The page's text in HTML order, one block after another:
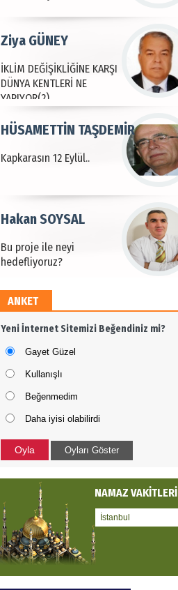
İKLİM DEĞİŞİKLİĞİNE KARŞI
DÜNYA KENTLERİ NE
YAPIYOR(2)
Ziya GÜNEY
Kapkarasın 12 Eylül..
HÜSAMETTİN TAŞDEMİR
Bu proje ile neyi
hedefliyoruz?
Hakan SOYSAL
Türkiye tarımla para
kazanır..
ALİ BEKTAN
Gökova Kontrolü..
CAN PULAK
ANKET
Yeni İnternet Sitemizi Beğendiniz mi?
Gayet Güzel
Kullanışlı
Beğenmedim
Daha iyisi olabilirdi
Oyla Oyları Göster
NAMAZ VAKİTLERİ